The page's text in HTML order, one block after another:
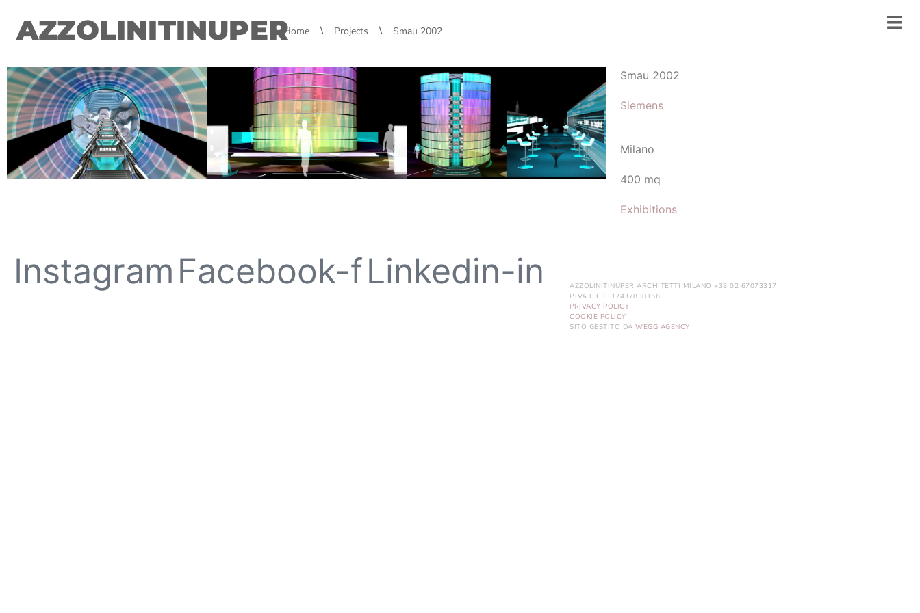
AZZOLINITINUPERHome \ Projects \ Smau 2002
Smau 2002
Siemens
Milano
400 mq
Exhibitions
Instagram Facebook-fLinkedin-in
AZZOLINITINUPER ARCHITETTI MILANO +39 02 67073317
P.IVA E C.F. 12437830156
PRIVACY POLICY
COOKIE POLICY
SITO GESTITO DAWEGG AGENCY